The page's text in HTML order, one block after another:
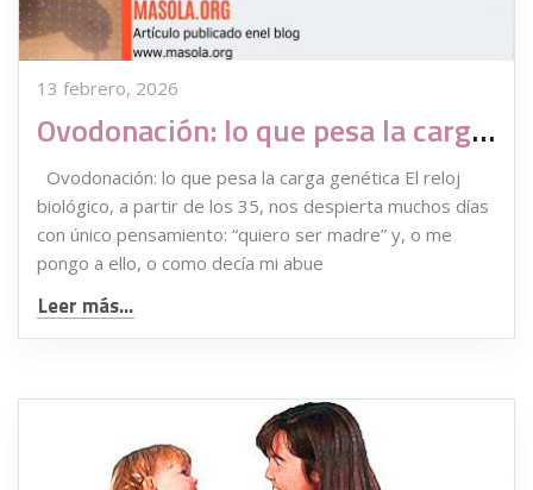
13 febrero, 2026
Ovodonación: lo que pesa la carga genética
Ovodonación: lo que pesa la carga genética El reloj
biológico, a partir de los 35, nos despierta muchos días
con único pensamiento: “quiero ser madre” y, o me
pongo a ello, o como decía mi abue
Leer más...